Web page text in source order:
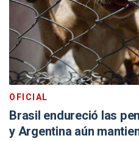
OFICIAL
Brasil endureció las
y Argentina aún